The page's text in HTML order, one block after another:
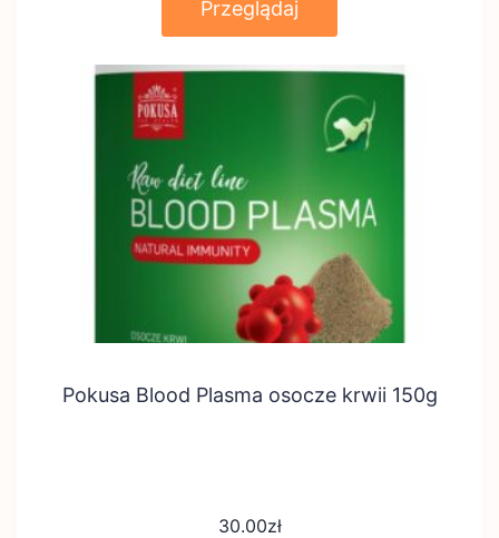
Przeglądaj
Pokusa Blood Plasma osocze krwii 150g
30.00zł